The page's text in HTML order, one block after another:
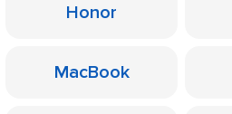
Honor
MacBook